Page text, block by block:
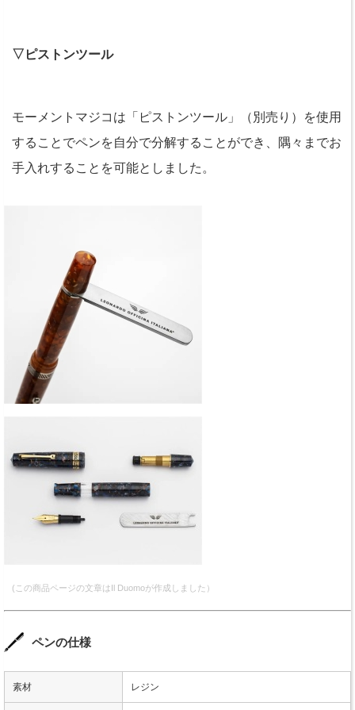
▽ピストンツール
モーメントマジコは「ピストンツール」（別売り）を使用
することでペンを自分で分解することができ、隅々までお
手入れすることを可能としました。
(この商品ページの文章はIl Duomoが作成しました）
ペンの仕様
素材 レジン